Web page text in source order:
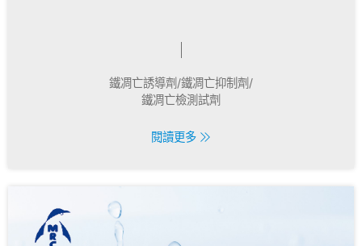
鐵凋亡誘導劑/鐵凋亡抑制劑/
鐵凋亡檢測試劑
閱讀更多